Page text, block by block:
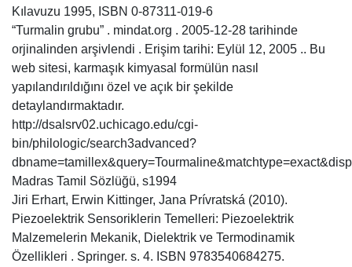
Kılavuzu 1995, ISBN 0-87311-019-6
“Turmalin grubu” . mindat.org . 2005-12-28 tarihinde
orjinalinden arşivlendi . Erişim tarihi: Eylül 12, 2005 .. Bu
web sitesi, karmaşık kimyasal formülün nasıl
yapılandırıldığını özel ve açık bir şekilde
detaylandırmaktadır.
http://dsalsrv02.uchicago.edu/cgi-
bin/philologic/search3advanced?
Madras Tamil Sözlüğü, s1994
Jiri Erhart, Erwin Kittinger, Jana Prívratská (2010).
Piezoelektrik Sensoriklerin Temelleri: Piezoelektrik
Malzemelerin Mekanik, Dielektrik ve Termodinamik
Özellikleri . Springer. s. 4. ISBN 9783540684275.